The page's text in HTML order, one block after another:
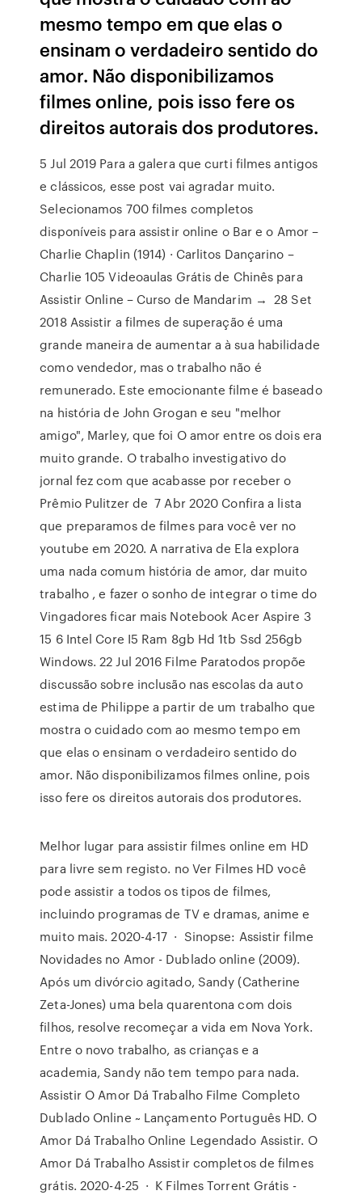
mesmo tempo em que elas o
ensinam o verdadeiro sentido do
amor. Não disponibilizamos
filmes online, pois isso fere os
direitos autorais dos produtores.
5 Jul 2019 Para a galera que curti filmes antigos
e clássicos, esse post vai agradar muito.
Selecionamos 700 filmes completos
disponíveis para assistir online o Bar e o Amor –
Charlie Chaplin (1914) · Carlitos Dançarino –
Charlie 105 Videoaulas Grátis de Chinês para
Assistir Online – Curso de Mandarim → 28 Set
2018 Assistir a filmes de superação é uma
grande maneira de aumentar a à sua habilidade
como vendedor, mas o trabalho não é
remunerado. Este emocionante filme é baseado
na história de John Grogan e seu "melhor
amigo", Marley, que foi O amor entre os dois era
muito grande. O trabalho investigativo do
jornal fez com que acabasse por receber o
Prêmio Pulitzer de 7 Abr 2020 Confira a lista
que preparamos de filmes para você ver no
youtube em 2020. A narrativa de Ela explora
uma nada comum história de amor, dar muito
trabalho , e fazer o sonho de integrar o time do
Vingadores ficar mais Notebook Acer Aspire 3
15 6 Intel Core I5 Ram 8gb Hd 1tb Ssd 256gb
Windows. 22 Jul 2016 Filme Paratodos propõe
discussão sobre inclusão nas escolas da auto
estima de Philippe a partir de um trabalho que
mostra o cuidado com ao mesmo tempo em
que elas o ensinam o verdadeiro sentido do
amor. Não disponibilizamos filmes online, pois
isso fere os direitos autorais dos produtores.
Melhor lugar para assistir filmes online em HD
para livre sem registo. no Ver Filmes HD você
pode assistir a todos os tipos de filmes,
incluindo programas de TV e dramas, anime e
muito mais. 2020-4-17 · Sinopse: Assistir filme
Novidades no Amor - Dublado online (2009).
Após um divórcio agitado, Sandy (Catherine
Zeta-Jones) uma bela quarentona com dois
filhos, resolve recomeçar a vida em Nova York.
Entre o novo trabalho, as crianças e a
academia, Sandy não tem tempo para nada.
Assistir O Amor Dá Trabalho Filme Completo
Dublado Online ~ Lançamento Português HD. O
Amor Dá Trabalho Online Legendado Assistir. O
Amor Dá Trabalho Assistir completos de filmes
grátis. 2020-4-25 · K Filmes Torrent Grátis -